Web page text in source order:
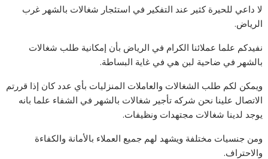
لا داعي للحيرة كثير عند التفكير في استئجار شغالات بالشهر غرب
الرياض.
نفيدكم علما عملائنا الكرام في الرياض بأن إمكانية طلب شغالات
بالشهر في ضاحية لبن هي في غاية البساطة.
ويمكن لكم طلب الشغالات والعاملات المنزليات بأي عدد كان إذا قررتم
الاتصال علينا نحن شركه تأجير شغالات بالشهر في الشفاء علما بانه
يوجد لدينا شغالات مجتهدات ونظيفات.
ومن جنسيات مختلفة ويشهد لهم جميع العملاء بالأمانة والكفاءة
والاحتراف.